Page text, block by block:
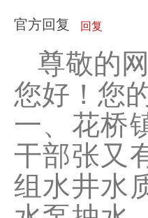
官方回复 回复
尊敬的
您好！您
一、花桥
干部张又
组水井水